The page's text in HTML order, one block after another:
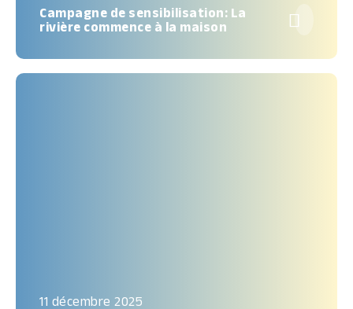
Campagne de sensibilisation: La
rivière commence à la maison

11 décembre 2025